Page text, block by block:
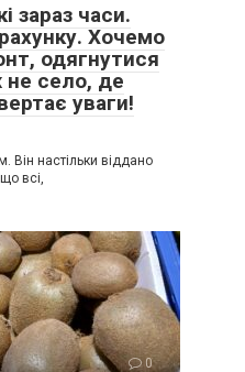
зараз часи.
Хочемо
одягнутися
село, де
уваги!
Він настільки віддано
всі,
0